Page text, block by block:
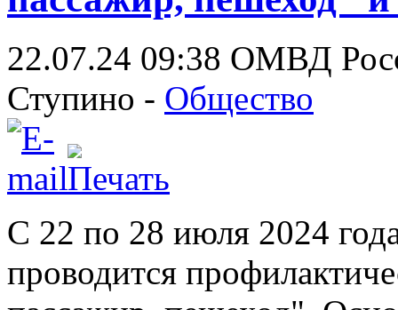
22.07.24 09:38 ОМВД
Ступино - Общество
С 22 по 28 июля 2024
проводится